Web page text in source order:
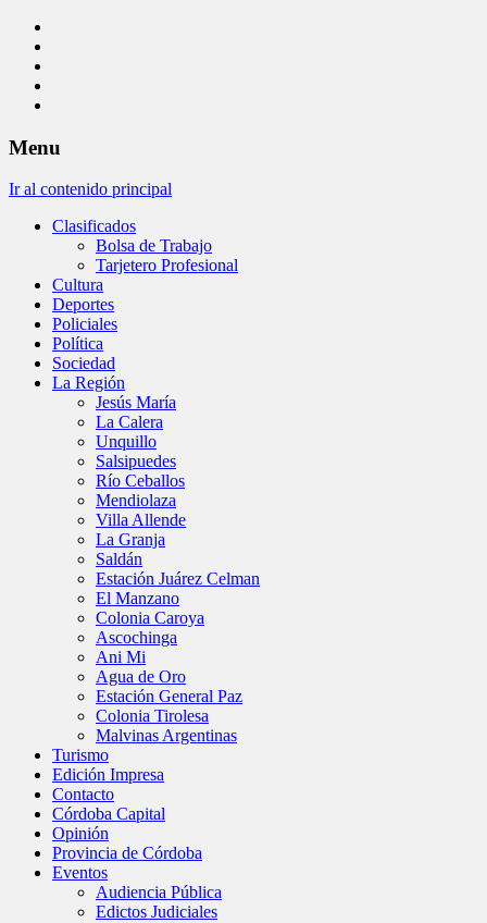
Menu
Ir al contenido principal
Clasificados
Bolsa de Trabajo
Tarjetero Profesional
Cultura
Deportes
Policiales
Política
Sociedad
La Región
Jesús María
La Calera
Unquillo
Salsipuedes
Río Ceballos
Mendiolaza
Villa Allende
La Granja
Saldán
Estación Juárez Celman
El Manzano
Colonia Caroya
Ascochinga
Ani Mi
Agua de Oro
Estación General Paz
Colonia Tirolesa
Malvinas Argentinas
Turismo
Edición Impresa
Contacto
Córdoba Capital
Opinión
Provincia de Córdoba
Eventos
Audiencia Pública
Edictos Judiciales